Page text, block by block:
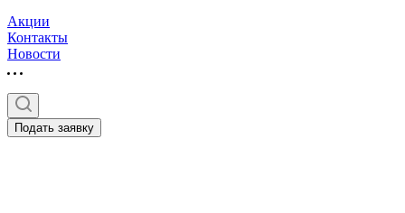
Акции
Контакты
Новости
Подать заявку